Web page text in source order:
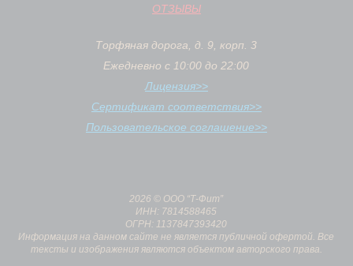
ОТЗЫВЫ
Торфяная дорога, д. 9, корп. 3
Ежедневно с 10:00 до 22:00
Лицензия>>
Сертификат соответствия>>
Пользовательское соглашение>>
2026 © ООО “Т-Фит”
ИНН: 7814588465
ОГРН: 1137847393420
Информация на данном сайте не является публичной офертой. Все
тексты и изображения являются объектом авторского права.